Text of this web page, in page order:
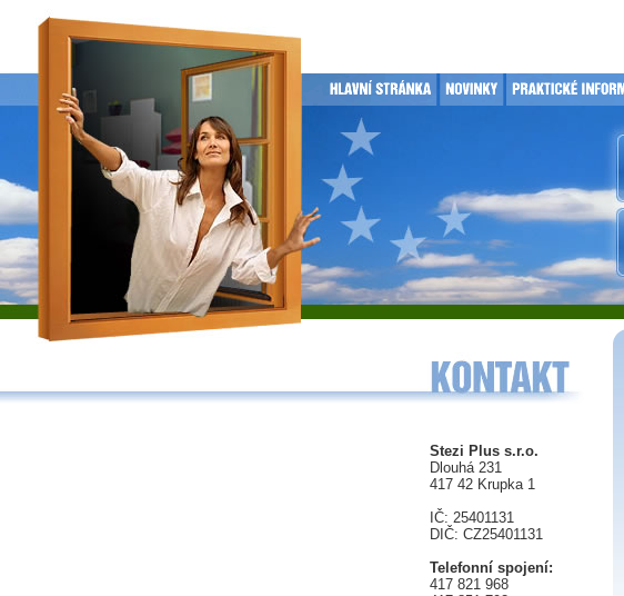
Stezi Plus s.r.o.
Dlouhá 231
417 42 Krupka 1
IČ: 25401131
DIČ: CZ25401131
Telefonní spojení:
417 821 968